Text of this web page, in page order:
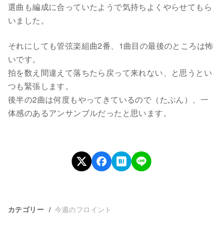
選曲も編成に合っていたようで気持ちよくやらせてもら
いました。
それにしても管弦楽組曲2番、1曲目の最後のところは怖
いです。
拍を数え間違えて落ちたら戻って来れない、と思うとい
つも緊張します。
後半の2曲は何度もやってきているので（たぶん）、一
体感のあるアンサンブルだったと思います。
カテゴリー 今週のフロイント